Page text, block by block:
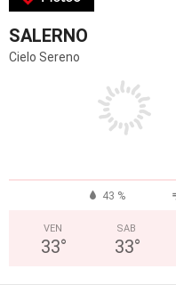
SALERNO
Cielo Sereno
43 %
VEN
33°
SAB
33°